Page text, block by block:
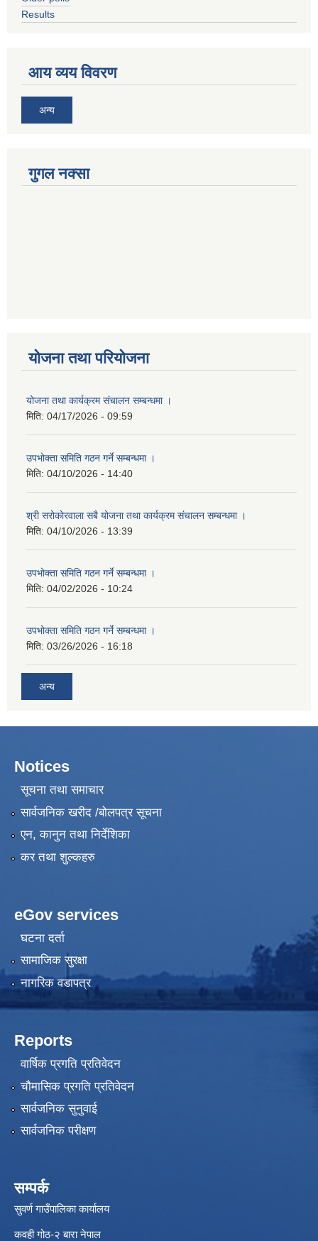
Results
आय व्यय विवरण
अन्य
गुगल नक्सा
योजना तथा परियोजना
योजना तथा कार्यक्रम संचालन सम्बन्धमा ।
मिति: 04/17/2026 - 09:59
उपभोक्ता समिति गठन गर्ने सम्बन्धमा ।
मिति: 04/10/2026 - 14:40
श्री सरोकाेरवाला सबै योजना तथा कार्यक्रम संचालन सम्बन्धमा ।
मिति: 04/10/2026 - 13:39
उपभोक्ता समिति गठन गर्ने सम्बन्धमा ।
मिति: 04/02/2026 - 10:24
उपभोक्ता समिति गठन गर्ने सम्बन्धमा ।
मिति: 03/26/2026 - 16:18
अन्य
Notices
सूचना तथा समाचार
सार्वजनिक खरीद /बोलपत्र सूचना
एन, कानुन तथा निर्देशिका
कर तथा शुल्कहरु
eGov services
घटना दर्ता
सामाजिक सुरक्षा
नागरिक वडापत्र
Reports
वार्षिक प्रगति प्रतिवेदन
चौमासिक प्रगति प्रतिवेदन
सार्वजनिक सुनुवाई
सार्वजनिक परीक्षण
सम्पर्क
सुवर्ण गाउँपालिका कार्यालय
कवही गोठ-२ बारा नेपाल